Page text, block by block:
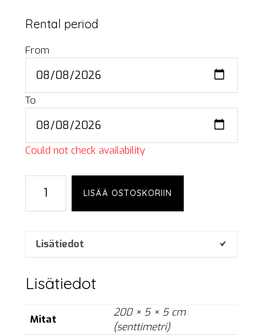
Rental period
From
To
Could not check availability
CS1,
LISÄÄ OSTOSKORIIN
Lisätiedot
Lisätiedot
Mitat
200 × 5 × 5 cm
(senttimetri)